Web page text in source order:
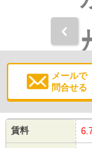
前
メールで
問合せる
賃料